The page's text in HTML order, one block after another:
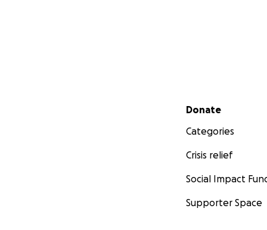
Secondary menu
Donate
Categories
Crisis relief
Social Impact
Supporter Space